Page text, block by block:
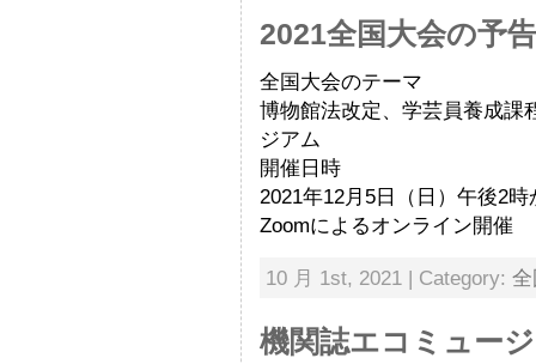
2021全国大会の予告
全国大会のテーマ
博物館法改定、学芸員養成課
ジアム
開催日時
2021年12月5日（日）午後2
Zoomによるオンライン開催
10 月 1st, 2021 | Category:
機関誌エコミュー